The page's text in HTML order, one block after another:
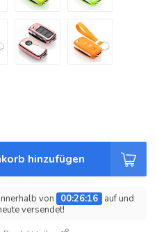
hinzufügen
von 00:26:16 auf und
versendet!